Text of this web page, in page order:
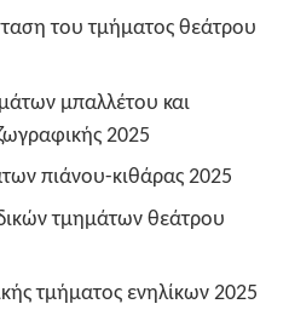
του τμήματος θεάτρου
μπαλλέτου και
2025
πιάνου-κιθάρας 2025
τμημάτων θεάτρου
τμήματος ενηλίκων 2025